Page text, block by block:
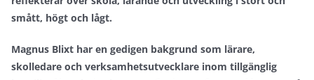
smått, högt och lågt.
Magnus Blixt har en gedigen bakgrund som lärare,
skolledare och verksamhetsutvecklare inom tillgänglig